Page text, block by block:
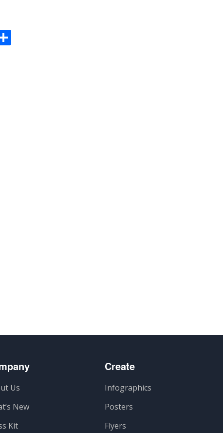
Us
New
Kit
Create
Infographics
Posters
Flyers